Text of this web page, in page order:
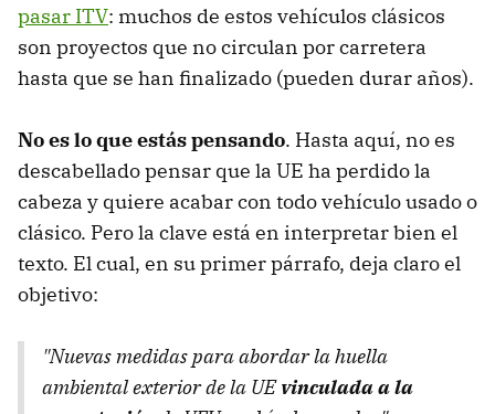
pasar ITV: muchos de estos vehículos clásicos
son proyectos que no circulan por carretera
hasta que se han finalizado (pueden durar años).
No es lo que estás pensando. Hasta aquí, no es
descabellado pensar que la UE ha perdido la
cabeza y quiere acabar con todo vehículo usado o
clásico. Pero la clave está en interpretar bien el
texto. El cual, en su primer párrafo, deja claro el
objetivo:
"Nuevas medidas para abordar la huella
ambiental exterior de la UEvinculada a la